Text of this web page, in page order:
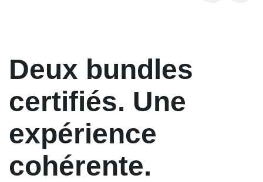
Deux bundles
certifiés. Une
expérience
cohérente.